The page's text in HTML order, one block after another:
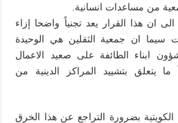
من مساعدات انسانية.
ان هذا القرار يعد تجنياً واضحا إزاء
سيما ان جمعية الثقلين هي الوحيدة
ابناء الطائفة على صعيد الاعمال
ما يتعلق بتشييد المراكز الدينية من
بضرورة التراجع عن هذا الخرق